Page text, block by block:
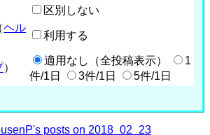
区別しない
ヘル
利用する
）
適用なし（全投稿表示）
1
件/1日
3件/1日 5件/1日
posts on 2018_02_23